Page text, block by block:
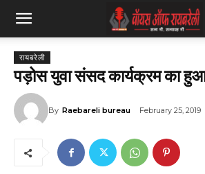
रायबरेली
पड़ोस युवा संसद कार्यक्रम का
By Raebareli bureau February 25, 2019